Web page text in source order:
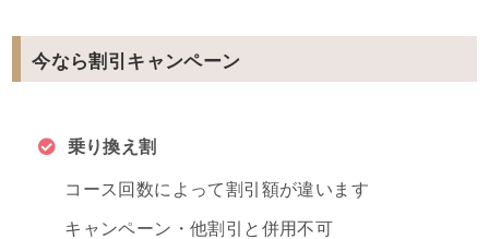
今なら割引キャンペーン
乗り換え割
コース回数によって割引額が違います
キャンペーン・他割引と併用不可